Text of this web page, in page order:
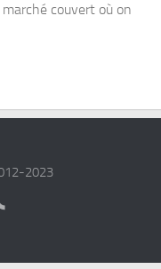
couvert où on
2023